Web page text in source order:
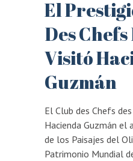
El
Des
Visitó
Guzmán
El Club des Chefs
Hacienda Guzmán el
de los Paisajes del
Patrimonio Mundial